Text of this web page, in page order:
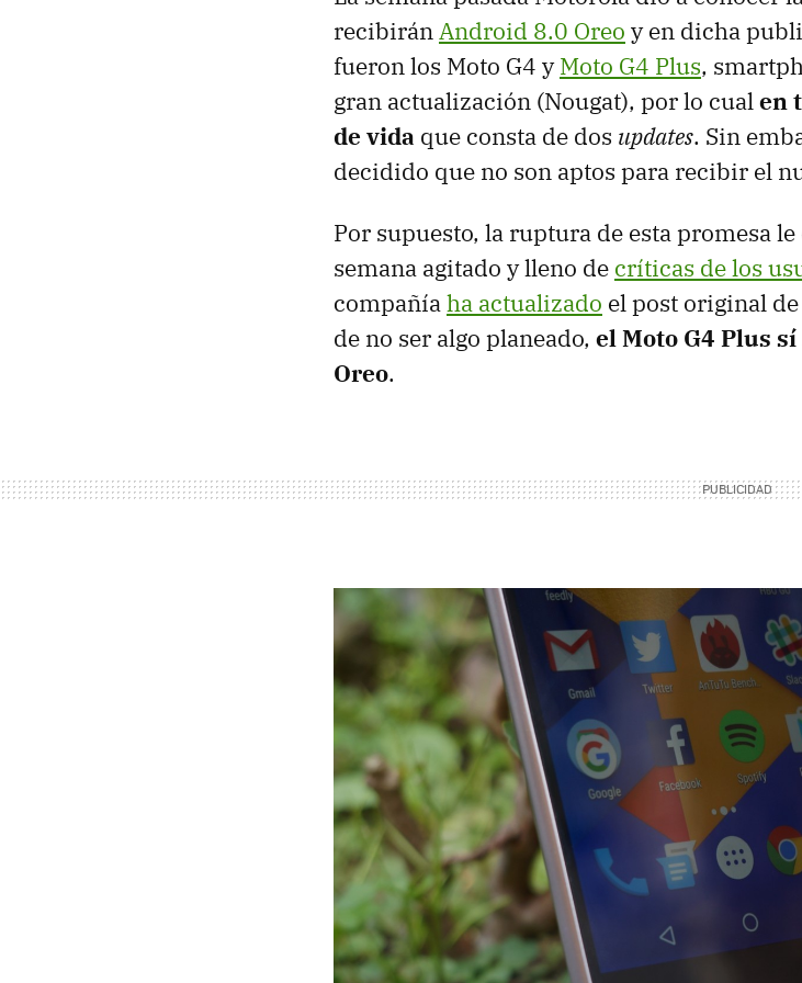
recibiránAndroid 8.0 Oreo y en dicha
fueron los Moto G4 yMoto G4 Plus,
gran actualización (Nougat), por lo cualen
de vida que consta de dos updates. Sin
decidido que no son aptos para recibir el
Por supuesto, la ruptura de esta promesa
semana agitado y lleno de críticas de los
compañíaha actualizado el post original
de no ser algo planeado, el Moto G4 Plus
Oreo.